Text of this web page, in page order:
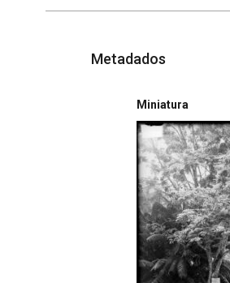
Metadados
Miniatura